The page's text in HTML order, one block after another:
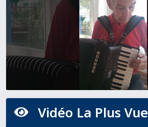
 Vidéo La Plus Vue